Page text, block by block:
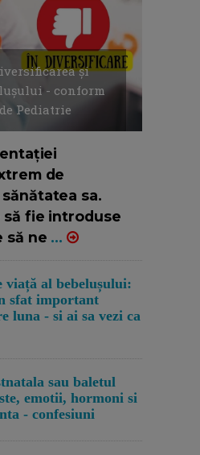
și
- conform
Pediatrie
de
sa.
fie introduse
să ne ...
viață al bebelușului:
sfat important
luna - si ai sa vezi ca
sau baletul
emotii, hormoni si
- confesiuni